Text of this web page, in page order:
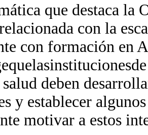
que destaca la
con la
con formación en
deben
y establecer
motivar a estos